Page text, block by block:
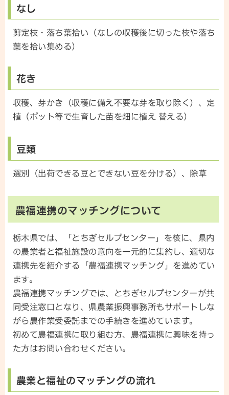
なし
剪定枝・落ち葉拾い（なしの収穫後に切った枝や落ち
葉を拾い集める）
花き
収穫、芽かき（収穫に備え不要な芽を取り除く）、定
植（ポット等で生育した苗を畑に植え 替える）
豆類
選別（出荷できる豆とできない豆を分ける）、除草
農福連携のマッチングについて
栃木県では、「とちぎセルプセンター」を核に、県内
の農業者と福祉施設の意向を一元的に集約し、適切な
連携先を紹介する「農福連携マッチング」を進めてい
ます。
農福連携マッチングでは、とちぎセルプセンターが共
同受注窓口となり、県農業振興事務所もサポートしな
がら農作業受委託までの手続きを進めています。
初めて農福連携に取り組む方、農福連携に興味を持っ
た方はお問い合わせください。
農業と福祉のマッチングの流れ